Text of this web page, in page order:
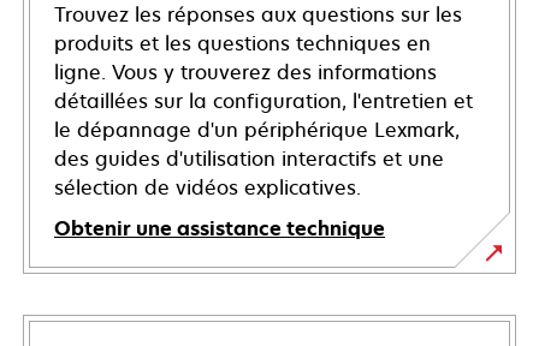
Trouvez les réponses aux questions sur les
produits et les questions techniques en
ligne. Vous y trouverez des informations
détaillées sur la configuration, l'entretien et
le dépannage d'un périphérique Lexmark,
des guides d'utilisation interactifs et une
sélection de vidéos explicatives.
Obtenir une assistance technique
s’ouvre
dans